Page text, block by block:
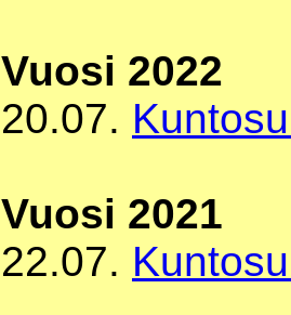
Vuosi 2022
20.07.
Vuosi 2021
22.07.